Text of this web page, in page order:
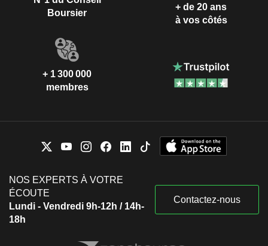
Boursier
+ de 20 ans
à vos côtés
+ 1 300 000
membres
NOS EXPERTS À VOTRE
ÉCOUTE
Lundi - Vendredi 9h-12h / 14h-
18h
Contactez-nous